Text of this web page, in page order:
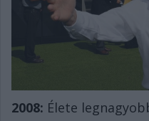
2008: Élete